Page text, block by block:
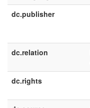
dc.publisher
dc.relation
dc.rights